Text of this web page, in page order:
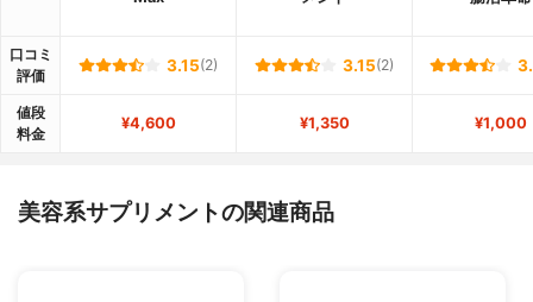
口コミ
評価
3.15(2) 3.15(2)
値段
料金
¥4,600 ¥1,350 ¥1,000
美容系サプリメントの関連商品